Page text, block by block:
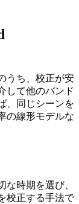
うち、校正が安
して他のバンド
、同じシーンを
の線形モデルな
な時期を選び、
校正する手法で